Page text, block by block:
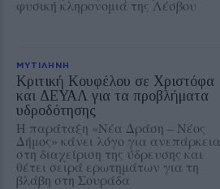
φυσική κληρονομιά της Λέσβου
ΜΥΤΙΛΗΝΗ
Κριτική Κουφέλου σε Χριστόφα
και ΔΕΥΑΛ για τα προβλήματα
υδροδότησης
Η παράταξη «Νέα Δράση – Νέος
Δήμος» κάνει λόγο για ανεπάρκεια
στη διαχείριση της ύδρευσης και
θέτει σειρά ερωτημάτων για τη
βλάβη στη Σουράδα